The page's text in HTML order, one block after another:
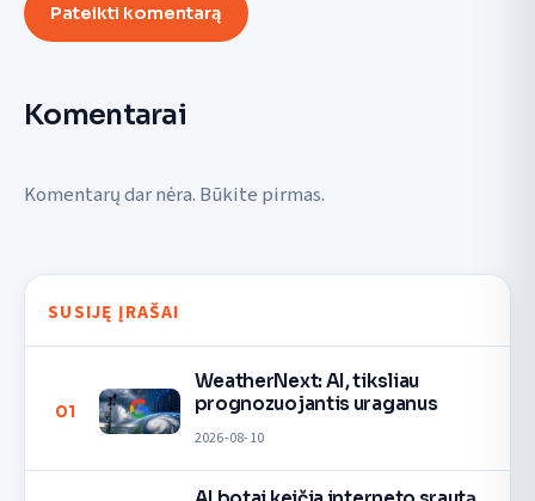
Pateikti komentarą
Komentarai
Komentarų dar nėra. Būkite pirmas.
SUSIJĘ ĮRAŠAI
01
WeatherNext: AI, tiksliau
prognozuojantis uraganus
2026-08-10